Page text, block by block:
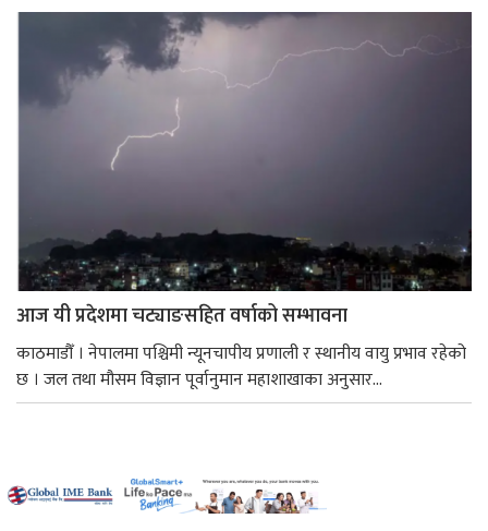
आज यी प्रदेशमा चट्याङसहित वर्षाको सम्भावना
काठमाडौँ । नेपालमा पश्चिमी न्यूनचापीय प्रणाली र स्थानीय वायु प्रभाव रहेको
छ । जल तथा मौसम विज्ञान पूर्वानुमान महाशाखाका अनुसार...